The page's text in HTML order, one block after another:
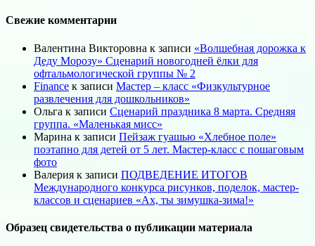
Свежие комментарии
Валентина Викторовна к записи «Волшебная дорожка к
Деду Морозу» Сценарий новогодней ёлки для
офтальмологической группы № 2
Finance к записи Мастер – класс «Физкультурное
развлечения для дошкольников»
Ольга к записи Сценарий праздника 8 марта. Средняя
группа. «Маленькая мисс»
Марина к записи Пейзаж гуашью «Хлебное поле»
поэтапно для детей от 5 лет. Мастер-класс с пошаговым
фото
Валерия к записи ПОДВЕДЕНИЕ ИТОГОВ
Международного конкурса рисунков, поделок, мастер-
классов и сценариев «Ах, ты зимушка-зима!»
Образец свидетельства о публикации материала